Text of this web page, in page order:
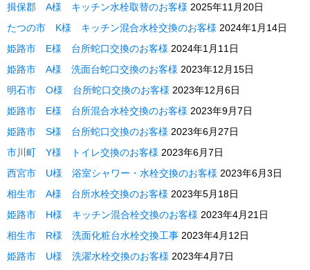
揖保郡 A様 キッチン水栓取替のお客様 2025年11月20日
たつの市 K様 キッチン混合水栓交換のお客様 2024年1月14日
姫路市 E様 台所蛇口交換のお客様 2024年1月11日
姫路市 A様 洗面台蛇口交換のお客様 2023年12月15日
明石市 O様 台所蛇口交換のお客様 2023年12月6日
姫路市 E様 台所混合水栓交換のお客様 2023年9月7日
姫路市 S様 台所蛇口交換のお客様 2023年6月27日
市川町 Y様 トイレ交換のお客様 2023年6月7日
西宮市 U様 浴室シャワー・水栓交換のお客様 2023年6月3日
相生市 A様 台所水栓交換のお客様 2023年5月18日
姫路市 H様 キッチン混合栓交換のお客様 2023年4月21日
相生市 R様 洗面化粧台水栓交換工事 2023年4月12日
姫路市 U様 洗濯水栓交換のお客様 2023年4月7日